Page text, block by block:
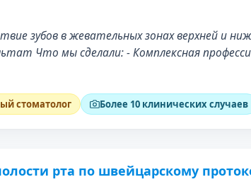
зубов в жевательных зонах верхней и
Что мы сделали: - Комплексная
стоматолог Более 10 клинических случаев
рта по швейцарскому